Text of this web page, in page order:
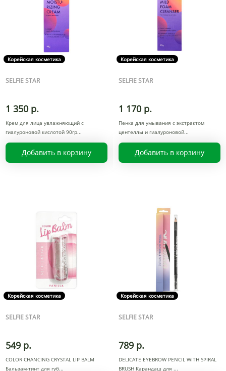
Корейская косметика
SELFIE STAR
1 350 р.
Крем для лица увлажняющий с
гиалуроновой кислотой 90гр
Добавить в корзину
Корейская косметика
SELFIE STAR
1 170 р.
Пенка для умывания с экстрактом
центеллы и гиалуроновой
Добавить в корзину
Корейская косметика
SELFIE STAR
549 р.
COLOR CHANCING CRYSTAL LIP BALM
Бальзам-тинт для губ
Корейская косметика
SELFIE STAR
789 р.
DELICATE EYEBROW PENCIL WITH SPIRAL
BRUSH Карандаш для